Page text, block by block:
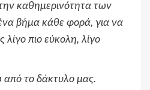
καθημερινότητα των
βήμα κάθε φορά, για να
πιο εύκολη, λίγο
το δάκτυλο μας.